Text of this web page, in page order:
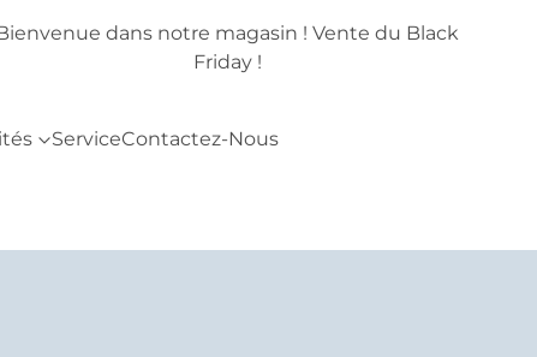
dans notre magasin ! Vente du Black
Friday !
ServiceContactez-Nous